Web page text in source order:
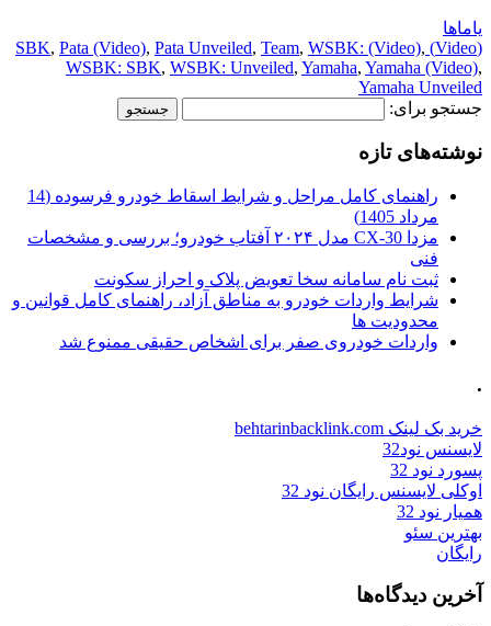
یاماها
(Video) SBK
, Pata (Video), Pata Unveiled, Team, WSBK: (Video),
WSBK: SBK, WSBK: Unveiled, Yamaha, Yamaha (Video),
Yamaha Unveiled
جستجو برای:
نوشته‌های تازه
راهنمای کامل مراحل و شرایط اسقاط خودرو فرسوده (14
مرداد 1405)
مزدا CX-30 مدل ۲۰۲۴ آفتاب خودرو؛ بررسی و مشخصات
فنی
ثبت نام سامانه سخا تعویض پلاک و احراز سکونت
شرایط واردات خودرو به مناطق آزاد، راهنمای کامل قوانین و
محدودیت ها
واردات خودروی صفر برای اشخاص حقیقی ممنوع شد
.
خرید بک لینک behtarinbacklink.com
لایسنس نود32
پسورد نود 32
اوکلی لایسنس رایگان نود 32
همیار نود 32
بهترین سئو
رایگان
آخرین دیدگاه‌ها